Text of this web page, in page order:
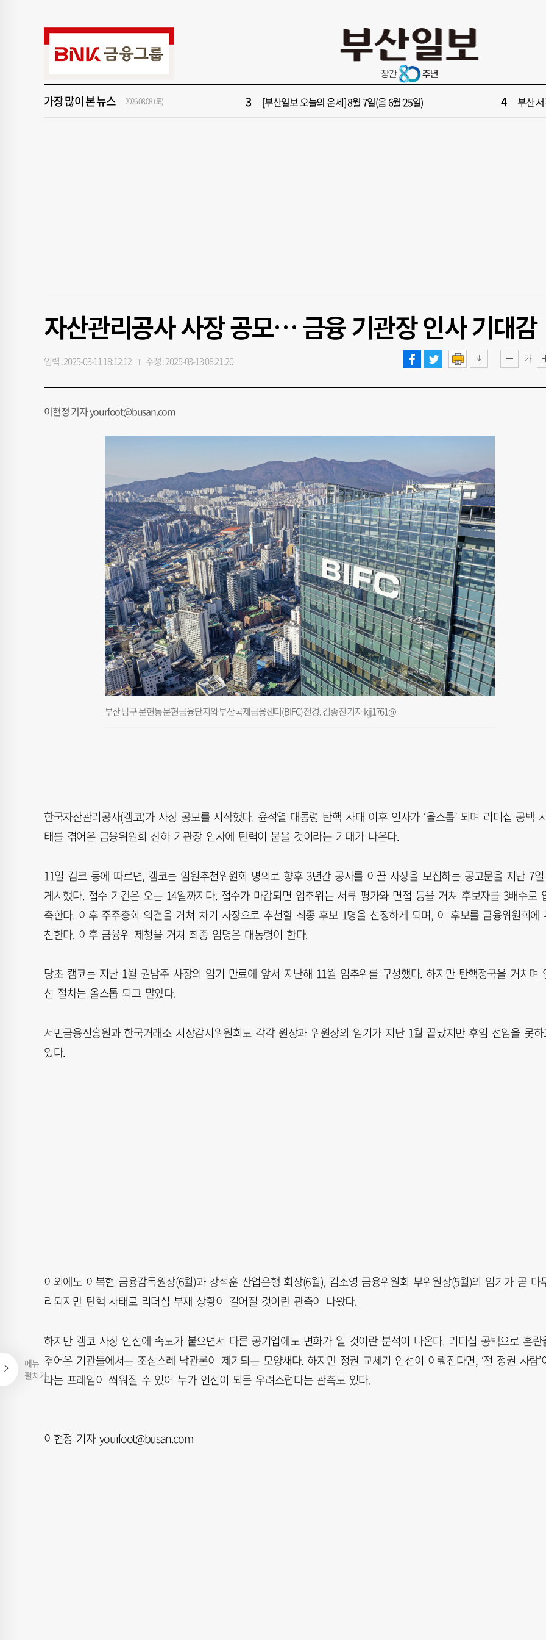
메뉴
펼치기
가장 많이 본 뉴스 2026.08.08 (토)
창원 파크골프장 일찍 개장했더니 새벽부터 ‘문전성시’ 해수
[부산일보 오늘의 운세] 8월 7일(음 6월 25일) 부산
5 [부산일보 오늘의 운세] 8월 6일(음 6월 24일) 6 반가
자산관리공사 사장 공모… 금융 기관장 인사 기대감
가
입력 : 2025-03-11 18:12:12 수정 : 2025-03-13 08:21:20
이현정 기자 yourfoot@busan.com
부산 남구 문현동 문현금융단지와 부산국제금융센터(BIFC) 전경. 김종진 기자 kjj1761@
한국자산관리공사(캠코)가 사장 공모를 시작했다. 윤석열 대통령 탄핵 사태 이후 인사가 ‘올스톱’ 되며 리더십 공백
태를 겪어온 금융위원회 산하 기관장 인사에 탄력이 붙을 것이라는 기대가 나온다.
11일 캠코 등에 따르면, 캠코는 임원추천위원회 명의로 향후 3년간 공사를 이끌 사장을 모집하는 공고문을 지난 7일
게시했다. 접수 기간은 오는 14일까지다. 접수가 마감되면 임추위는 서류 평가와 면접 등을 거쳐 후보자를 3배수로
축한다. 이후 주주총회 의결을 거쳐 차기 사장으로 추천할 최종 후보 1명을 선정하게 되며, 이 후보를 금융위원회에
천한다. 이후 금융위 제청을 거쳐 최종 임명은 대통령이 한다.
당초 캠코는 지난 1월 권남주 사장의 임기 만료에 앞서 지난해 11월 임추위를 구성했다. 하지만 탄핵정국을 거치며
선 절차는 올스톱 되고 말았다.
서민금융진흥원과 한국거래소 시장감시위원회도 각각 원장과 위원장의 임기가 지난 1월 끝났지만 후임 선임을 못하
있다.
이외에도 이복현 금융감독원장(6월)과 강석훈 산업은행 회장(6월), 김소영 금융위원회 부위원장(5월)의 임기가 곧 마
리되지만 탄핵 사태로 리더십 부재 상황이 길어질 것이란 관측이 나왔다.
하지만 캠코 사장 인선에 속도가 붙으면서 다른 공기업에도 변화가 일 것이란 분석이 나온다. 리더십 공백으로 혼란
겪어온 기관들에서는 조심스레 낙관론이 제기되는 모양새다. 하지만 정권 교체기 인선이 이뤄진다면, ‘전 정권 사람’
라는 프레임이 씌워질 수 있어 누가 인선이 되든 우려스럽다는 관측도 있다.
이현정 기자 yourfoot@busan.com